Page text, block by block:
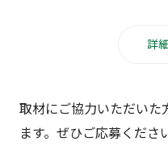
詳
取材にご協力いただいた
ます。ぜひご応募くださ